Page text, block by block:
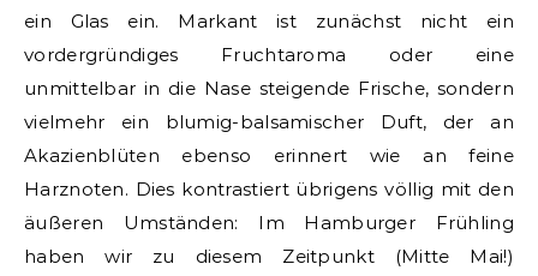
ein Glas ein. Markant ist zunächst nicht ein
vordergründiges Fruchtaroma oder eine
unmittelbar in die Nase steigende Frische, sondern
vielmehr ein blumig-balsamischer Duft, der an
Akazienblüten ebenso erinnert wie an feine
Harznoten. Dies kontrastiert übrigens völlig mit den
äußeren Umständen: Im Hamburger Frühling
haben wir zu diesem Zeitpunkt (Mitte Mai!)